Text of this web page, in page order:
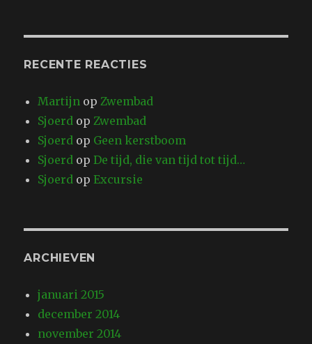
RECENTE REACTIES
Martijn opZwembad
Sjoerd opZwembad
Sjoerd op Geen kerstboom
Sjoerd opDe tijd, die van tijd tot tijd…
Sjoerd opExcursie
ARCHIEVEN
januari 2015
december 2014
november 2014